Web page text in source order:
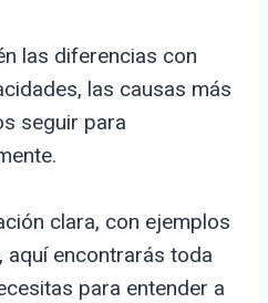
las diferencias con
las causas más
seguir para
clara, con ejemplos
encontrarás toda
para entender a